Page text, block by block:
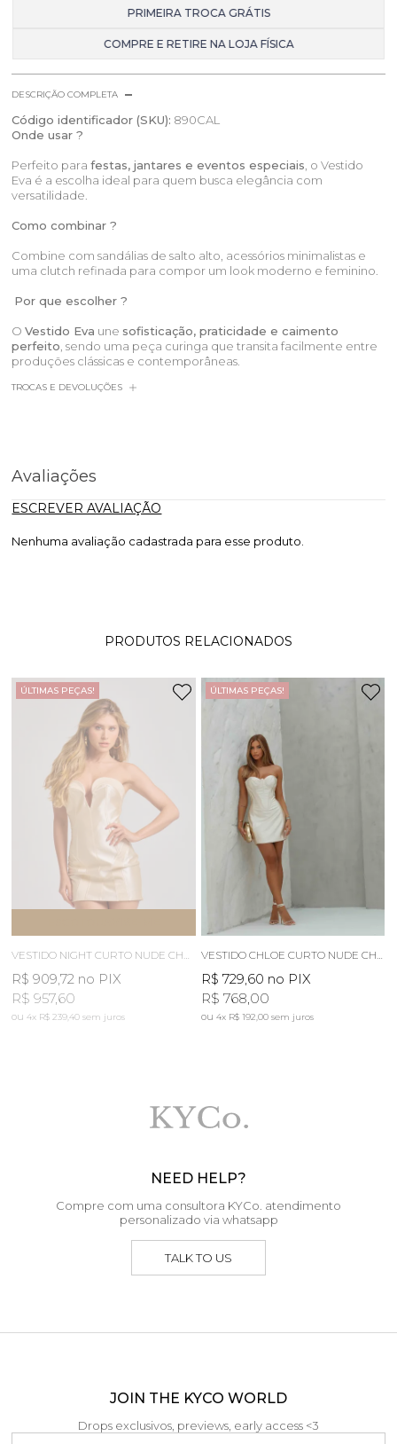
PRIMEIRA TROCA GRÁTIS
COMPRE E RETIRE NA LOJA FÍSICA
DESCRIÇÃO COMPLETA
Código identificador (SKU): 890CAL
Onde usar ?
Perfeito parafestas, jantares e eventos especiais, o Vestido
Eva é a escolha ideal para quem busca elegância com
versatilidade.
Como combinar ?
Combine com sandálias de salto alto, acessórios minimalistas e
uma clutch refinada para compor um look moderno e feminino.
Por que escolher ?
OVestido Eva une sofisticação, praticidade e caimento
perfeito, sendo uma peça curinga que transita facilmente entre
produções clássicas e contemporâneas.
TROCAS E DEVOLUÇÕES
Avaliações
ESCREVER AVALIAÇÃO
Nenhuma avaliação cadastrada para esse produto.
PRODUTOS RELACIONADOS
ÚLTIMAS PEÇAS!
R$ 909,72 no PIX
R$ 957,60
4x R$ 239,40sem juros
ÚLTIMAS PEÇAS!
R$ 729,60 no PIX
R$ 768,00
4x R$ 192,00 sem juros
NEED HELP?
Compre com uma consultora KYCo. atendimento
personalizado via whatsapp
TALK TO US
JOIN THE KYCO WORLD
Drops exclusivos, previews, early access <3